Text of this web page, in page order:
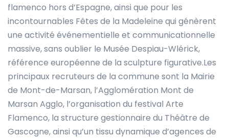
flamenco hors d’Espagne, ainsi que pour les
incontournables Fêtes de la Madeleine qui génèrent
une activité événementielle et communicationnelle
massive, sans oublier le Musée Despiau-Wlérick,
référence européenne de la sculpture figurative.Les
principaux recruteurs de la commune sont la Mairie
de Mont-de-Marsan, l’Agglomération Mont de
Marsan Agglo, l’organisation du festival Arte
Flamenco, la structure gestionnaire du Théâtre de
Gascogne, ainsi qu’un tissu dynamique d’agences de